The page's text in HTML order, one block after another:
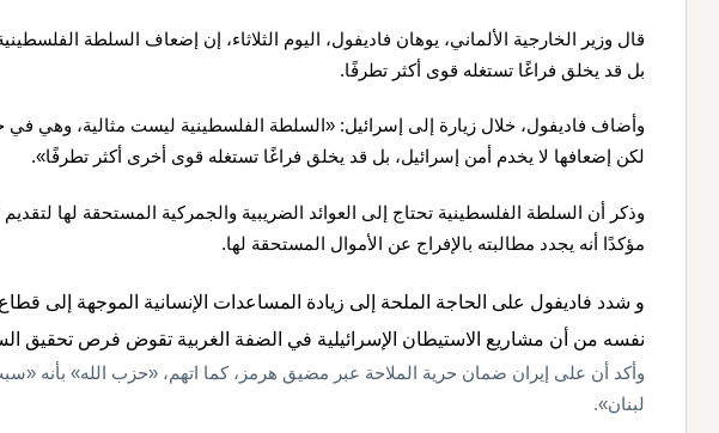
قال وزير الخارجية الألماني، يوهان فاديفول، اليوم الثلاثاء، إن إضعاف السلطة
بل قد يخلق فراغًا تستغله قوى أكثر تطرفًا.
وأضاف فاديفول، خلال زيارة إلى إسرائيل: «السلطة الفلسطينية ليست مثالية، وهي في
لكن إضعافها لا يخدم أمن إسرائيل، بل قد يخلق فراغًا تستغله قوى أخرى أكثر تطرفًا».
وذكر أن السلطة الفلسطينية تحتاج إلى العوائد الضريبية والجمركية المستحقة لها
مؤكدًا أنه يجدد مطالبته بالإفراج عن الأموال المستحقة لها.
و شدد فاديفول على الحاجة الملحة إلى زيادة المساعدات الإنسانية الموجهة إلى
نفسه من أن مشاريع الاستيطان الإسرائيلية في الضفة الغربية تقوض فرص تحقيق
وأكد أن على إيران ضمان حرية الملاحة عبر مضيق هرمز، كما اتهم، «حزب الله» بأنه
لبنان».